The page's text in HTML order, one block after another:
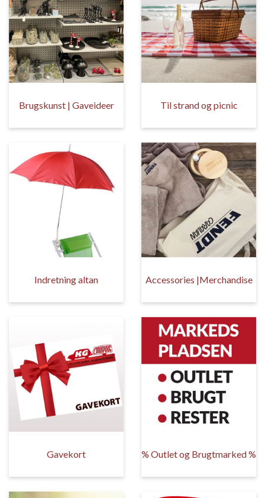
Brugskunst | Gaveideer Til strand og picnic
Indretning altan Accessories |Merchandise
Gavekort % Outlet og Brugtmarked %